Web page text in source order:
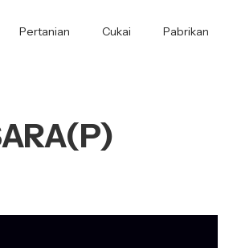
Pertanian Cukai Pabrikan